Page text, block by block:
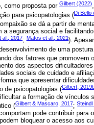
como proposta por Gilbert (2022)
para psicopatologias (Di Bello
se dá a partir de
segurança social e
al., 2017; Matos et al., 2021 ).
de uma
dos fatores que promovem
dos aspectos
sociais de cuidado e
que apresentar
de psicopatologias (Gilbert,
a formação de vínculos
(Gilbert & Mascaro, 2017; Steindl
pode contribuir para
bloquear o acesso aos